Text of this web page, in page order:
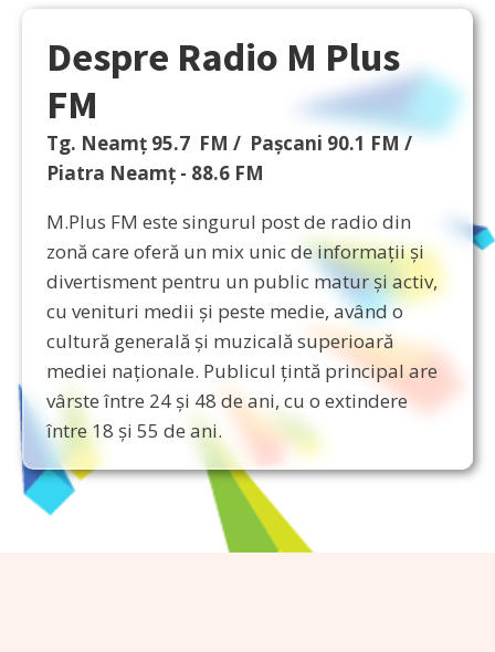
Despre Radio M Plus
FM
Tg. Neamț 95.7 FM / Pașcani 90.1 FM /
Piatra Neamț - 88.6 FM
M.Plus FM este singurul post de radio din
zonă care oferă un mix unic de informații și
divertisment pentru un public matur și activ,
cu venituri medii și peste medie, având o
cultură generală și muzicală superioară
mediei naționale. Publicul țintă principal are
vârste între 24 și 48 de ani, cu o extindere
între 18 și 55 de ani.